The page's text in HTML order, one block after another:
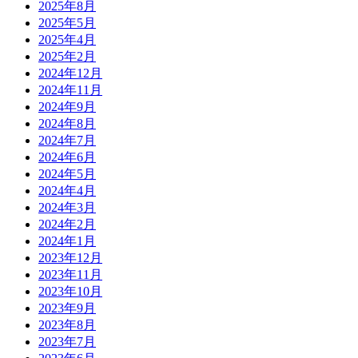
2025年8月
2025年5月
2025年4月
2025年2月
2024年12月
2024年11月
2024年9月
2024年8月
2024年7月
2024年6月
2024年5月
2024年4月
2024年3月
2024年2月
2024年1月
2023年12月
2023年11月
2023年10月
2023年9月
2023年8月
2023年7月